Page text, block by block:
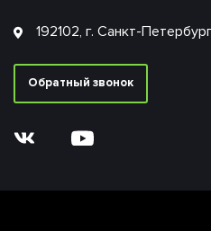
192102, г. Санкт-
Обратный звонок